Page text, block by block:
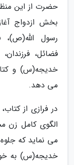
حضرت از این
بخش ازدواج
رسول الله(ص)،
فضائل،
خدیجه(س) و
می دهد.
در فرازی از
الگوی کامل زن
می نماید که
خدیجه(س) به